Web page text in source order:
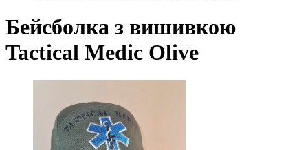
Бейсболка з вишивкою
Tactical Medic Olive